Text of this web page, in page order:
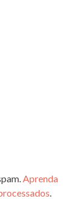
Aprenda